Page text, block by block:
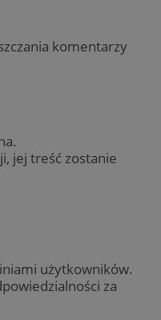
komentarzy
jej treść zostanie
użytkowników.
za